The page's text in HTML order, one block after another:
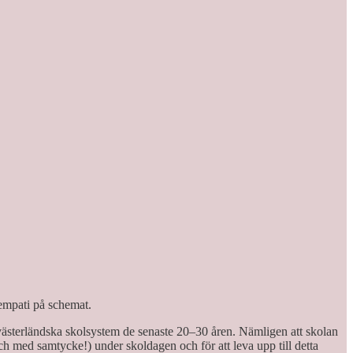
på schemat.
skolsystem de senaste 20–30 åren. Nämligen att skolan
med samtycke!) under skoldagen och för att leva upp till detta